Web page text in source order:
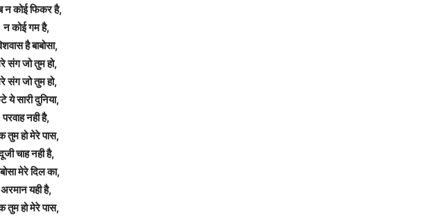
न कोई फिकर है,
न कोई गम है,
है बाबोसा,
संग जो तुम हो,
संग जो तुम हो,
ये सारी दुनिया,
परवाह नही है,
तुम हो मेरे पास,
चाह नही है,
मेरे दिल का,
अरमान यही है,
तुम हो मेरे पास,